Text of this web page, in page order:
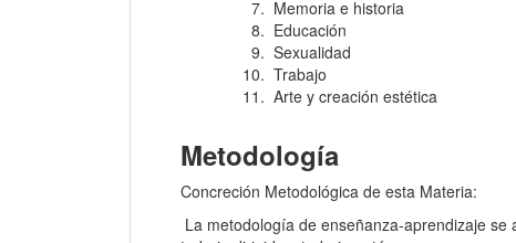
Memoria e historia
Educación
Sexualidad
Trabajo
Arte y creación estética
Metodología
Concreción Metodológica de esta Materia:
La metodología de enseñanza-aprendizaje